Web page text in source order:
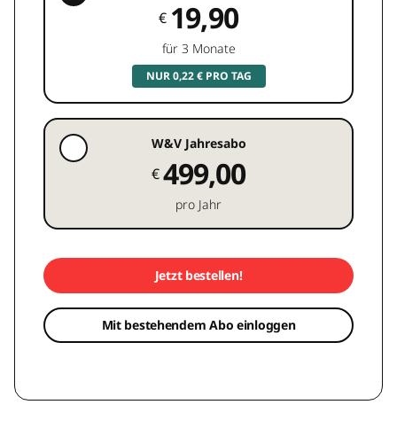
€ 19,90
für 3 Monate
NUR 0,22 € PRO TAG
W&V Jahresabo
€499,00
pro Jahr
Jetzt bestellen!
Mit bestehendem Abo einloggen